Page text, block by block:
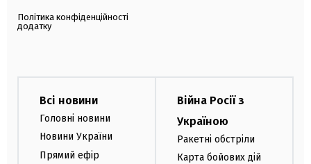
Політика конфіденційності
додатку
Всі новини
Головні новини
Новини України
Прямий ефір
Війна Росії з
Україною
Ракетні обстріли
Карта бойових дій